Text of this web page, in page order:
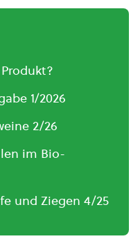
1/2026
2/26
im Bio-
und Ziegen 4/25